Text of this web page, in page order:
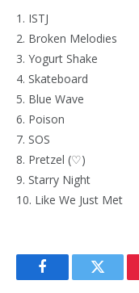
1. ISTJ
2. Broken Melodies
3. Yogurt Shake
4. Skateboard
5. Blue Wave
6. Poison
7. SOS
8. Pretzel (♡)
9. Starry Night
10. Like We Just Met
FacebookTwitter